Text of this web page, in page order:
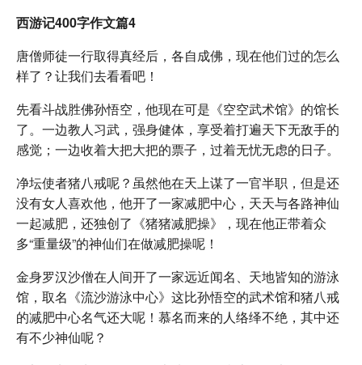
西游记400字作文篇4
唐僧师徒一行取得真经后，各自成佛，现在他们过的怎么
样了？让我们去看看吧！
先看斗战胜佛孙悟空，他现在可是《空空武术馆》的馆长
了。一边教人习武，强身健体，享受着打遍天下无敌手的
感觉；一边收着大把大把的票子，过着无忧无虑的日子。
净坛使者猪八戒呢？虽然他在天上谋了一官半职，但是还
没有女人喜欢他，他开了一家减肥中心，天天与各路神仙
一起减肥，还独创了《猪猪减肥操》，现在他正带着众
多“重量级”的神仙们在做减肥操呢！
金身罗汉沙僧在人间开了一家远近闻名、天地皆知的游泳
馆，取名《流沙游泳中心》这比孙悟空的武术馆和猪八戒
的减肥中心名气还大呢！慕名而来的人络绎不绝，其中还
有不少神仙呢？